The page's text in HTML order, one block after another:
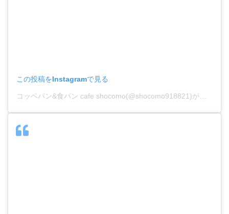
この投稿をInstagramで見る
コッペパン&食パン cafe shocomo(@shocomo918821)がシェアした投稿